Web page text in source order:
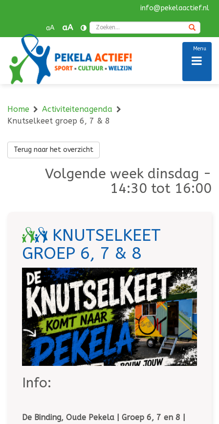
info@pekelaactief.nl
aA aA
Menu
Home
Activiteitenagenda
Knutselkeet groep 6, 7 & 8
Terug naar het overzicht
Volgende week dinsdag -
14:30 tot 16:00
KNUTSELKEET
GROEP 6, 7 & 8
Info:
De Binding, Oude Pekela | Groep 6, 7 en 8 |